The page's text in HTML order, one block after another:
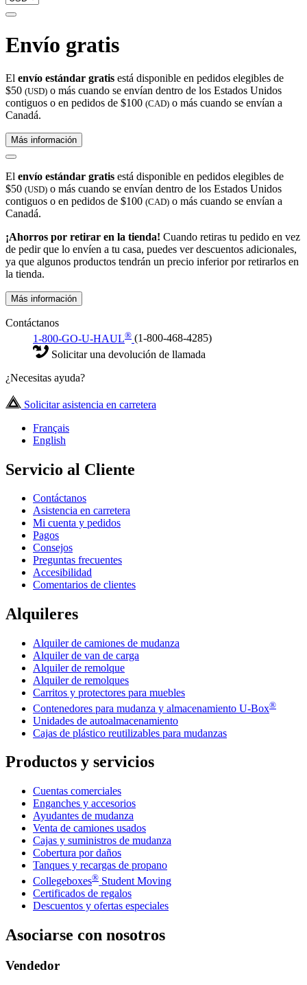
Envío gratis
El envío estándar gratis está disponible en pedidos elegibles de
$50 (USD) o más cuando se envían dentro de los Estados Unidos
contiguos o en pedidos de $100 (CAD) o más cuando se envían a
Canadá.
Más información
El envío estándar gratis está disponible en pedidos elegibles de
$50 (USD) o más cuando se envían dentro de los Estados Unidos
contiguos o en pedidos de $100 (CAD) o más cuando se envían a
Canadá.
¡Ahorros por retirar en la tienda! Cuando retiras tu pedido en vez
de pedir que lo envíen a tu casa, puedes ver descuentos adicionales,
ya que algunos productos tendrán un precio inferior por retirarlos en
la tienda.
Más información
Contáctanos
1-800-GO-U-HAUL® (1-800-468-4285)
Solicitar una devolución de llamada
¿Necesitas ayuda?
Solicitar asistencia en carretera
Français
English
Servicio al Cliente
Contáctanos
Asistencia en carretera
Mi cuenta y pedidos
Pagos
Consejos
Preguntas frecuentes
Accesibilidad
Comentarios de clientes
Alquileres
Alquiler de camiones de mudanza
Alquiler de van de carga
Alquiler de remolque
Alquiler de remolques
Carritos y protectores para muebles
Contenedores para mudanza y almacenamiento U-Box®
Unidades de autoalmacenamiento
Cajas de plástico reutilizables para mudanzas
Productos y servicios
Cuentas comerciales
Enganches y accesorios
Ayudantes de mudanza
Venta de camiones usados
Cajas y suministros de mudanza
Cobertura por daños
Tanques y recargas de propano
Collegeboxes® Student Moving
Certificados de regalos
Descuentos y ofertas especiales
Asociarse con nosotros
Vendedor